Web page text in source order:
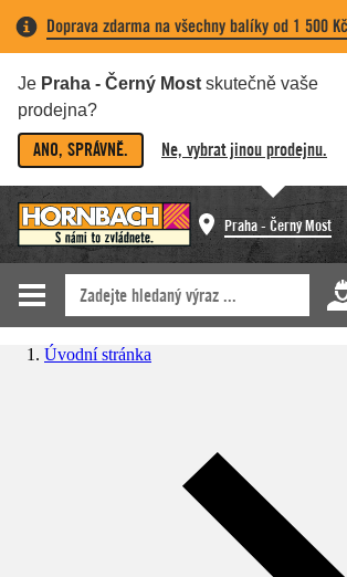
Doprava zdarma na všechny balíky od 1 500 Kč
Je Praha - Černý Most skutečně vaše
prodejna?
ANO, SPRÁVNĚ. Ne, vybrat jinou prodejnu.
Praha - Černý Most
Úvodní stránka